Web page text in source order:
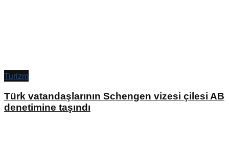
Turizm
Türk vatandaşlarının Schengen vizesi çilesi AB
denetimine taşındı